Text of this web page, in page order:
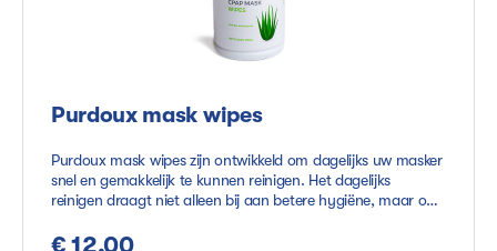
Purdoux mask wipes
Purdoux mask wipes zijn ontwikkeld om dagelijks uw masker
snel en gemakkelijk te kunnen reinigen. Het dagelijks
reinigen draagt niet alleen bij aan betere hygiëne, maar ook
verkrijgbaar in de varianten aloë vera en citrus. De aloë vera
€ 12,00